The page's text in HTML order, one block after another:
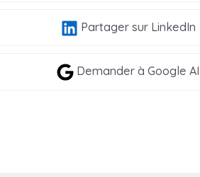
Partagersur LinkedIn
Demander à Google AI